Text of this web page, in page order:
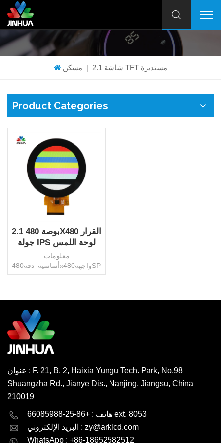
مسكن | 2.1 شاشة TFT مستديرة
Product Categories
2.1 بوصة 480X480 القرار
جولة IPS لوحة اللمس
TFT شاشة الصين المورد
معلومات
أساسية. دقة480x480واجهةSPIالتحكم
في إي
م2موصلالشركة العامة
للفوسفاتزاوية العرضاي بي
اس/تندرجة حرارة التشغيل.-20
درجة ~ 70 درجة مئويةحجم
التشغيل.2.8 فولتلوحة
البيئةبنفايات HSFأصلالصينعلامة
تجاريةجينهواحزمة النقلكرتون /
قطعة/شهرموك1000 قطعة
قابل للتفاوض
عنوان : F. 21, B. 2, Haixia Yungu Tech. Park, No.98
Shuangzha Rd., Jianye Dis., Nanjing, Jiangsu, China
210019
هاتف : +86-25-66085988 ext. 8053
البريد الإلكتروني : zy@arklcd.com
WhatsApp : +86-18652582512
English Deutsch
русский español